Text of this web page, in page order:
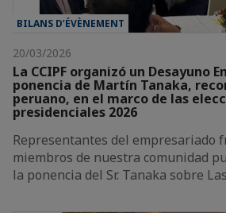
BILANS D’ÉVÈNEMENT
20/03/2026
La CCIPF organizó un Desayuno
ponencia de Martín Tanaka,
peruano, en el marco de las
presidenciales 2026
Representantes del empresariado
miembros de nuestra comunidad
la ponencia del Sr. Tanaka sobre